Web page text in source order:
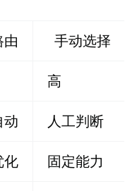
由 手动选择
高
动 人工判断
化 固定能力